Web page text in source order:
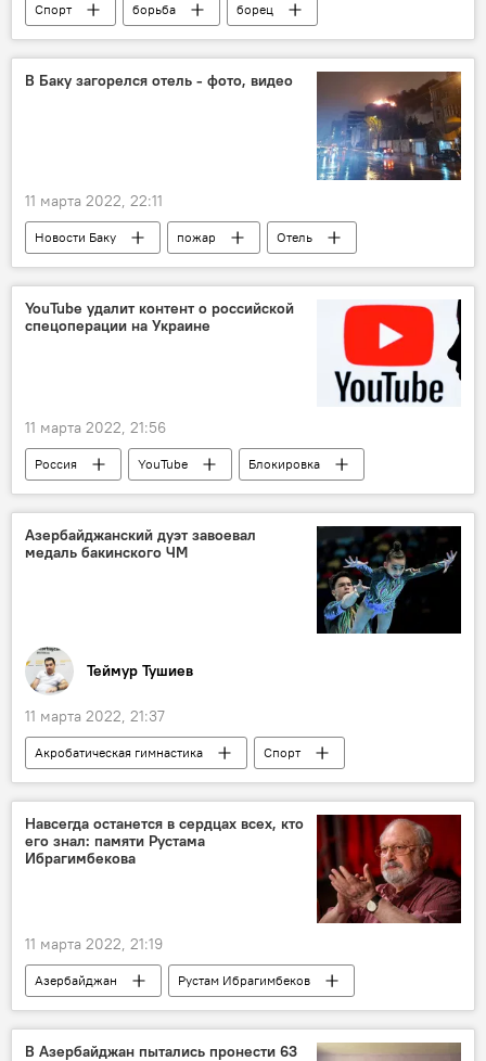
Спорт борьба
борец
Азербайджан
В Баку загорелся отель - фото, видео
11 марта 2022, 22:11
Новости Баку пожар Отель
YouTube удалит контент о российской
спецоперации на Украине
11 марта 2022, 21:56
Россия YouTube Блокировка
Азербайджанский дуэт завоевал
медаль бакинского ЧМ
Теймур Тушиев
11 марта 2022, 21:37
Акробатическая гимнастика
Спорт
Чемпионат мира
Навсегда останется в сердцах всех, кто
его знал: памяти Рустама
Ибрагимбекова
11 марта 2022, 21:19
Азербайджан
Рустам Ибрагимбеков
Некролог
В Азербайджан пытались пронести 63